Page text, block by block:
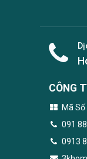
CÔNG
Mã
091
0913